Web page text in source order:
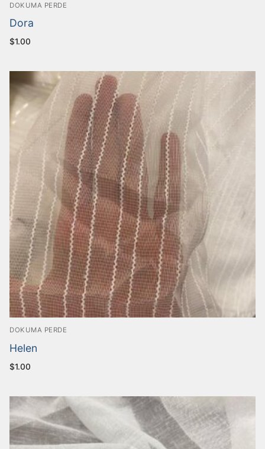
DOKUMA PERDE
Dora
$1.00
DOKUMA PERDE
Helen
$1.00